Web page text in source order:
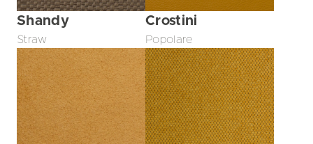
Shandy
Straw
Crostini
Popolare